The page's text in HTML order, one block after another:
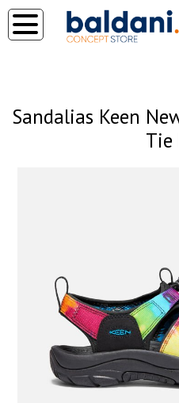
Sandalias Keen
Tie